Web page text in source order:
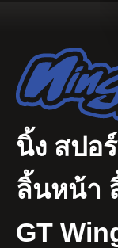
นิ้ง สปอ
ลิ้นหน้า
GT